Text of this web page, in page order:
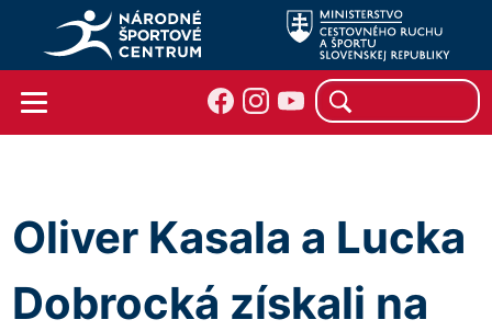
Oliver Kasala a Lucka
Dobrocká získali na